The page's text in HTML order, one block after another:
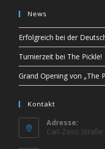
News
Erfolgreich bei der
Turnierzeit bei The Pickle!
Grand Opening von „The
Kontakt
Adresse:
Carl-Zeiss-